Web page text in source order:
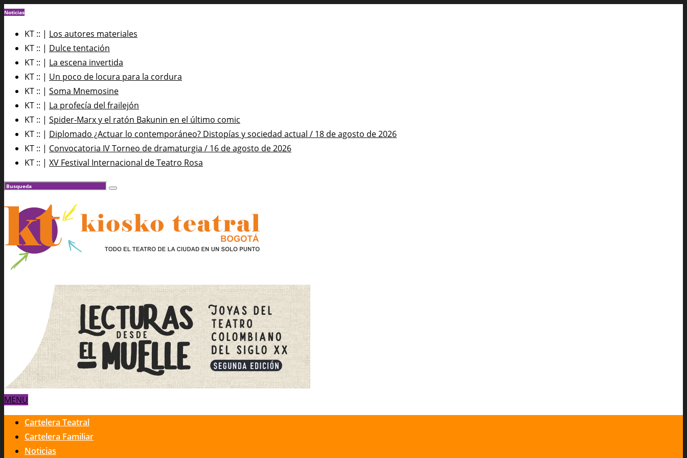
Noticias
KT :: | Los autores materiales
KT :: | Dulce tentación
KT :: | La escena invertida
KT :: | Un poco de locura para la cordura
KT :: | Soma Mnemosine
KT :: | La profecía del frailejón
KT :: | Spider-Marx y el ratón Bakunin en el último comic
KT :: | Diplomado ¿Actuar lo contemporáneo? Distopías y sociedad actual / 18 de agosto de 2026
KT :: | Convocatoria IV Torneo de dramaturgia / 16 de agosto de 2026
KT :: | XV Festival Internacional de Teatro Rosa
MENU
Cartelera Teatral
Cartelera Familiar
Noticias